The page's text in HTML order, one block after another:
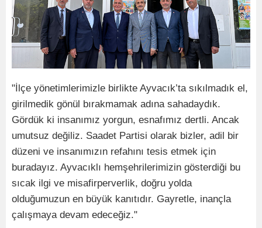
​"İlçe yönetimlerimizle birlikte Ayvacık’ta sıkılmadık el,
girilmedik gönül bırakmamak adına sahadaydık.
Gördük ki insanımız yorgun, esnafımız dertli. Ancak
umutsuz değiliz. Saadet Partisi olarak bizler, adil bir
düzeni ve insanımızın refahını tesis etmek için
buradayız. Ayvacıklı hemşehrilerimizin gösterdiği bu
sıcak ilgi ve misafirperverlik, doğru yolda
olduğumuzun en büyük kanıtıdır. Gayretle, inançla
çalışmaya devam edeceğiz."